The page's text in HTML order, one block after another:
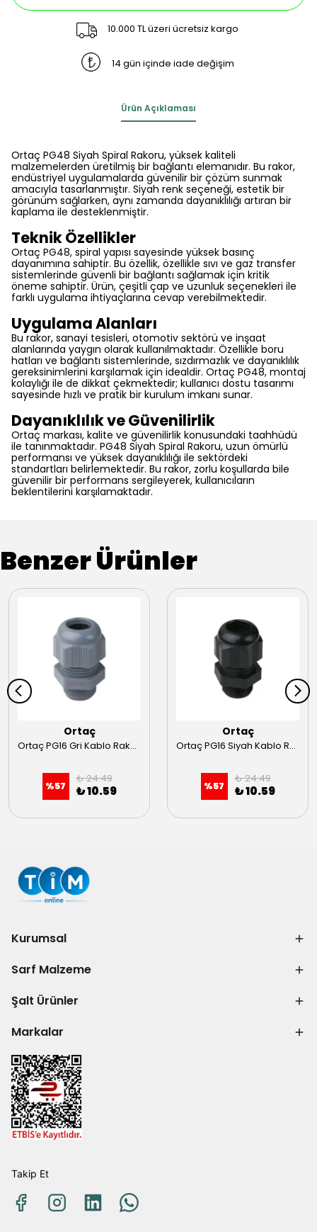
10.000 TL üzeri ücretsiz kargo
14 gün içinde iade değişim
Ürün Açıklaması
Ortaç PG48 Siyah Spiral Rakoru, yüksek kaliteli
malzemelerden üretilmiş bir bağlantı elemanıdır. Bu rakor,
endüstriyel uygulamalarda güvenilir bir çözüm sunmak
amacıyla tasarlanmıştır. Siyah renk seçeneği, estetik bir
görünüm sağlarken, aynı zamanda dayanıklılığı artıran bir
kaplama ile desteklenmiştir.
Teknik Özellikler
Ortaç PG48, spiral yapısı sayesinde yüksek basınç
dayanımına sahiptir. Bu özellik, özellikle sıvı ve gaz transfer
sistemlerinde güvenli bir bağlantı sağlamak için kritik
öneme sahiptir. Ürün, çeşitli çap ve uzunluk seçenekleri ile
farklı uygulama ihtiyaçlarına cevap verebilmektedir.
Uygulama Alanları
Bu rakor, sanayi tesisleri, otomotiv sektörü ve inşaat
alanlarında yaygın olarak kullanılmaktadır. Özellikle boru
hatları ve bağlantı sistemlerinde, sızdırmazlık ve dayanıklılık
gereksinimlerini karşılamak için idealdir. Ortaç PG48, montaj
kolaylığı ile de dikkat çekmektedir; kullanıcı dostu tasarımı
sayesinde hızlı ve pratik bir kurulum imkanı sunar.
Dayanıklılık ve Güvenilirlik
Ortaç markası, kalite ve güvenilirlik konusundaki taahhüdü
ile tanınmaktadır. PG48 Siyah Spiral Rakoru, uzun ömürlü
performansı ve yüksek dayanıklılığı ile sektördeki
standartları belirlemektedir. Bu rakor, zorlu koşullarda bile
güvenilir bir performans sergileyerek, kullanıcıların
beklentilerini karşılamaktadır.
Benzer Ürünler
Ortaç
Ortaç PG16 Gri Kablo Rakoru
%57
₺ 24.49
₺ 10.59
Ortaç
Ortaç PG16 Siyah Kablo Rakoru
%57
₺ 24.49
₺ 10.59
Kurumsal
Sarf Malzeme
Şalt Ürünler
Markalar
Takip Et